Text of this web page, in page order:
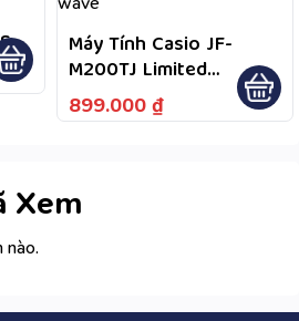
7
Máy Tính Casio JF-
M200TJ Limited
Hokusai Blue Wave –
Bảo Hành Chính Hãng 7
Theo Chính Sách
899.000 ₫
Xem
nào.